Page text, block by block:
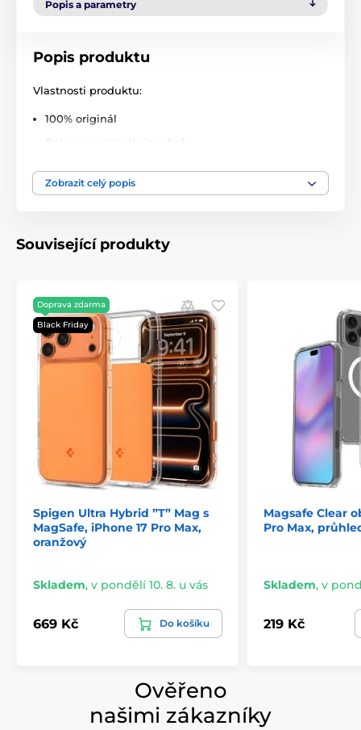
Popis a parametry
Popis produktu
Vlastnosti produktu:
100% originál
Baleno v originálním obalu
Precizně zpracované
Poskytuje vynikající ochranu proti pádům
Sada obsahuje:
1 x pouzdro Tech-Protect FlexAir
Zobrazit celý popis
Související produkty
Doprava zdarma
Black Friday
Spigen Ultra Hybrid ”T” Mag s
MagSafe, iPhone 17 Pro Max,
oranžový
Skladem, v pondělí 10. 8. u vás
669 Kč Do košíku
Magsafe Clear
Pro Max,
Skladem, v
219 Kč
Ověřeno
našimi zákazníky